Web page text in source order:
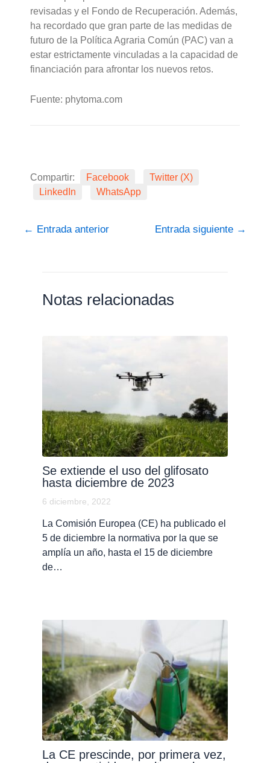
revisadas y el Fondo de Recuperación. Además,
ha recordado que gran parte de las medidas de
futuro de la Política Agraria Común (PAC) van a
estar estrictamente vinculadas a la capacidad de
financiación para afrontar los nuevos retos.
Fuente: phytoma.com
Compartir: Facebook
Twitter (X)
LinkedIn
WhatsApp
← Entrada anterior Entrada siguiente →
Notas relacionadas
Se extiende el uso del glifosato
hasta diciembre de 2023
6 diciembre, 2022
La Comisión Europea (CE) ha publicado el
5 de diciembre la normativa por la que se
amplía un año, hasta el 15 de diciembre
de…
La CE prescinde, por primera vez,